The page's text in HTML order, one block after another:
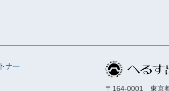
〒164-0001 東京